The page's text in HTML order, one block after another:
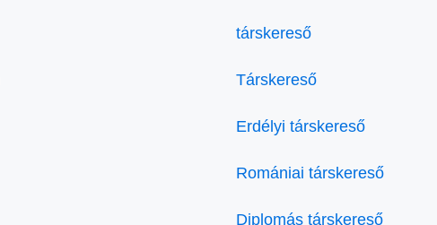
társkereső
Társkereső
Erdélyi társkereső
Romániai társkereső
Diplomás társkereső